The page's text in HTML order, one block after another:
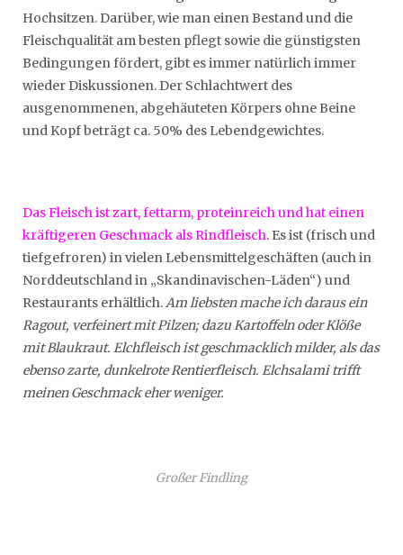
Hochsitzen. Darüber, wie man einen Bestand und die
Fleischqualität am besten pflegt sowie die günstigsten
Bedingungen fördert, gibt es immer natürlich immer
wieder Diskussionen. Der Schlachtwert des
ausgenommenen, abgehäuteten Körpers ohne Beine
und Kopf beträgt ca. 50% des Lebendgewichtes.
Das Fleisch ist zart, fettarm, proteinreich und hat einen
kräftigeren Geschmack als Rindfleisch. Es ist (frisch und
tiefgefroren) in vielen Lebensmittelgeschäften (auch in
Norddeutschland in „Skandinavischen-Läden“) und
Restaurants erhältlich.Am liebsten mache ich daraus ein
Ragout, verfeinert mit Pilzen; dazu Kartoffeln oder Klöße
mit Blaukraut. Elchfleisch ist geschmacklich milder, als das
ebenso zarte, dunkelrote Rentierfleisch. Elchsalami trifft
meinen Geschmack eher weniger.
Großer Findling